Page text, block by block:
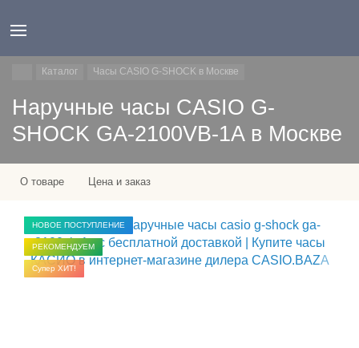
Каталог Часы CASIO G-SHOCK в Москве
Наручные часы CASIO G-
SHOCK GA-2100VB-1A в Москве
О товаре Цена и заказ
НОВОЕ ПОСТУПЛЕНИЕ
РЕКОМЕНДУЕМ
Супер ХИТ!